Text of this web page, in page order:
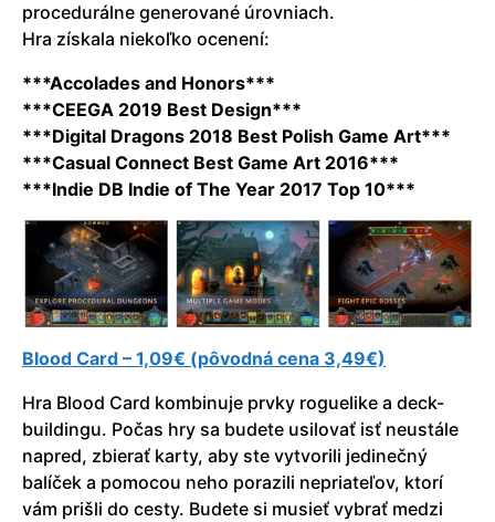
procedurálne generované úrovniach.
Hra získala niekoľko ocenení:
***Accolades and Honors***
***CEEGA 2019 Best Design***
***Digital Dragons 2018 Best Polish Game Art***
***Casual Connect Best Game Art 2016***
***Indie DB Indie of The Year 2017 Top 10***
Blood Card – 1,09€ (pôvodná cena 3,49€)
Hra Blood Card kombinuje prvky roguelike a deck-
buildingu. Počas hry sa budete usilovať isť neustále
napred, zbierať karty, aby ste vytvorili jedinečný
balíček a pomocou neho porazili nepriateľov, ktorí
vám prišli do cesty. Budete si musieť vybrať medzi